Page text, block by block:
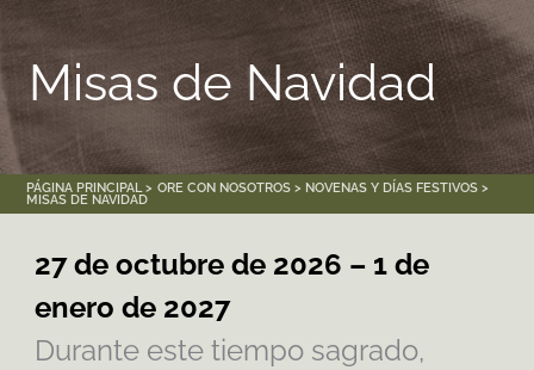
Misas de Navidad
PÁGINA PRINCIPAL ORE CON NOSOTROS NOVENAS Y DÍAS FESTIVOS
MISAS DE NAVIDAD
27 de octubre de 2026 – 1 de
enero de 2027
Durante este tiempo sagrado,